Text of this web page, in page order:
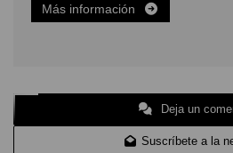
Más información
Deja un
Suscríbete a la